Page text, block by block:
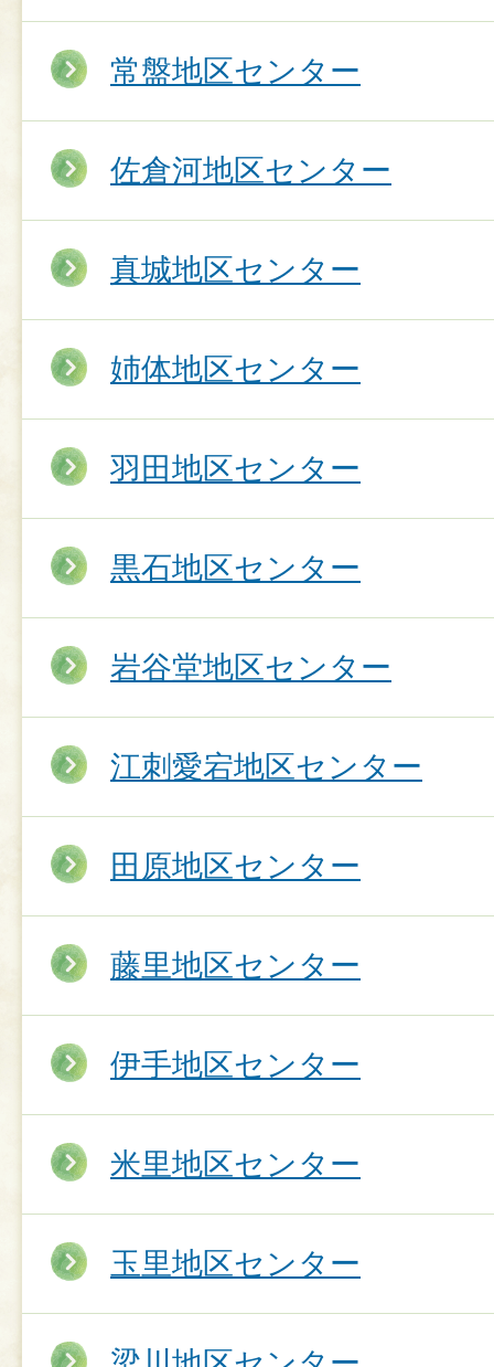
常盤地区センター
佐倉河地区センター
真城地区センター
姉体地区センター
羽田地区センター
黒石地区センター
岩谷堂地区センター
江刺愛宕地区センター
田原地区センター
藤里地区センター
伊手地区センター
米里地区センター
玉里地区センター